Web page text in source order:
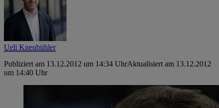
Ueli Kneubühler
Publiziert am 13.12.2012 um 14:34 UhrAktualisiert am 13.12.2012
um 14:40 Uhr